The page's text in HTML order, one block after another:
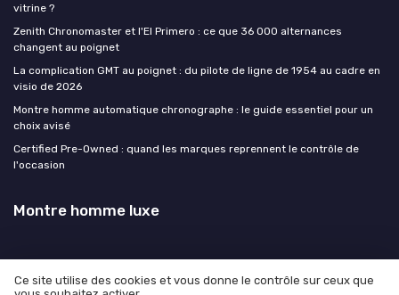
vitrine ?
Zenith Chronomaster et l'El Primero : ce que 36 000 alternances
changent au poignet
La complication GMT au poignet : du pilote de ligne de 1954 au cadre en
visio de 2026
Montre homme automatique chronographe : le guide essentiel pour un
choix avisé
Certified Pre-Owned : quand les marques reprennent le contrôle de
l'occasion
Montre homme luxe
Ce site utilise des cookies et vous donne le contrôle sur ceux que